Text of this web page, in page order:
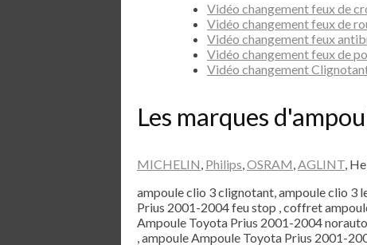
Vidéo changement feux de
Vidéo changement feux de
Vidéo changement feux
Vidéo changement feux de
Vidéo changement
Les marques
MICHELIN, Philips,OSRAM,AGLINT,
ampoule clio 3 clignotant, ampoule clio 3
Prius 2001-2004 feu stop , coffret
Ampoule Toyota Prius 2001-2004
, ampoule Ampoule Toyota Prius 2001-